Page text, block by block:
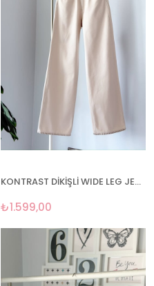
KONTRAST DİKİŞLİ WIDE LEG JEAN
₺1.599,00